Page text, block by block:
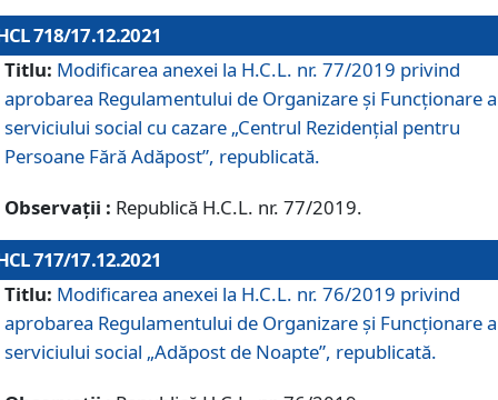
718/17.12.2021
Titlu: Modificarea anexei la H.C.L. nr. 77/2019 privind
aprobarea Regulamentului de Organizare și Funcționare
serviciului social cu cazare „Centrul Rezidențial pentru
Persoane Fără Adăpost”, republicată.
Observații : Republică H.C.L. nr. 77/2019.
717/17.12.2021
Titlu: Modificarea anexei la H.C.L. nr. 76/2019 privind
aprobarea Regulamentului de Organizare şi Funcționare
serviciului social „Adăpost de Noapte”, republicată.